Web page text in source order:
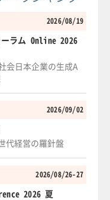
2026/08/19
ラム Online 2026
会日本企業の生成A
2026/09/02
代経営の羅針盤
2026/08/26-27
2026 夏